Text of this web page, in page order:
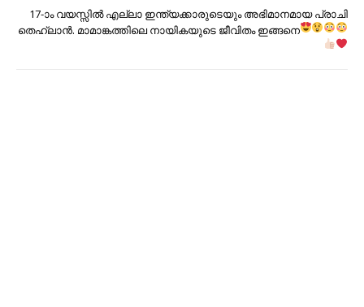
17-ാം വയസ്സിൽ എല്ലാ ഇന്ത്യക്കാരുടെയും അഭിമാനമായ പ്രാചി
തെഹ്‌ലാൻ. മാമാങ്കത്തിലെ നായികയുടെ ജീവിതം ഇങ്ങനെ